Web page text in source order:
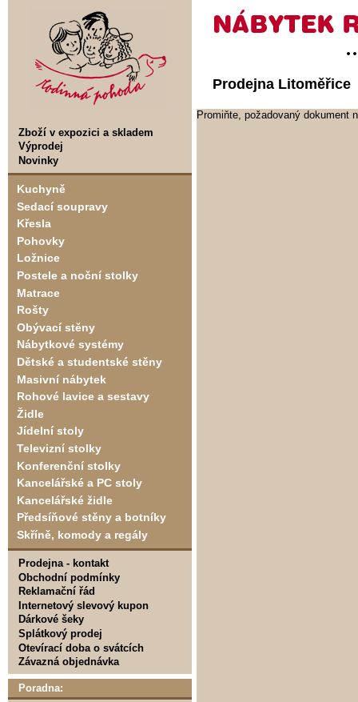
Zboží v expozici a skladem
Výprodej
Novinky
Kuchyně
Sedací soupravy
Křesla
Pohovky
Ložnice
Postele a noční stolky
Matrace
Rošty
Obývací stěny
Nábytkové systémy
Dětské a studentské stěny
Masivní nábytek
Rohové lavice a sestavy
Židle
Jídelní stoly
Televizní stolky
Konferenční stolky
Kancelářské a PC stoly
Kancelářské židle
Předsíňové stěny a botníky
Skříně, komody a regály
Prodejna - kontakt
Obchodní podmínky
Reklamační řád
Internetový slevový kupon
Dárkové šeky
Splátkový prodej
Otevírací doba o svátcích
Závazná objednávka
Poradna:
Prodejna Litoměřice
Promiňte, požadovaný dokument